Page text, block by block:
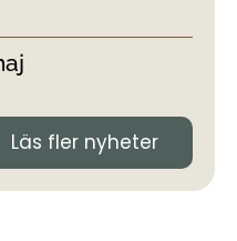
Läs fler nyheter